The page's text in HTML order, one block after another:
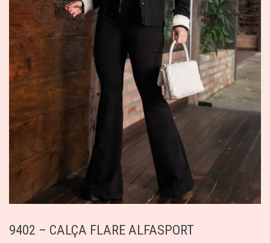
9402 – CALÇA FLARE ALFASPORT